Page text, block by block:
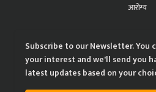
आरोग्य
Subscribe to our Newsletter. You
your interest and we'll send you
latest updates based on your